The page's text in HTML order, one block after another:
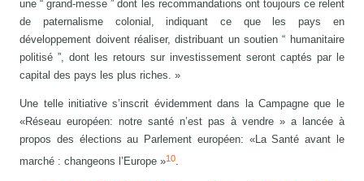
une “ grand-messe ” dont les recommandations ont toujours ce relent
de paternalisme colonial, indiquant ce que les pays en
développement doivent réaliser, distribuant un soutien “ humanitaire
politisé ”, dont les retours sur investissement seront captés par le
capital des pays les plus riches. »
Une telle initiative s’inscrit évidemment dans la Campagne que le
«Réseau européen: notre santé n’est pas à vendre » a lancée à
propos des élections au Parlement européen: «La Santé avant le
marché : changeons l’Europe »10.